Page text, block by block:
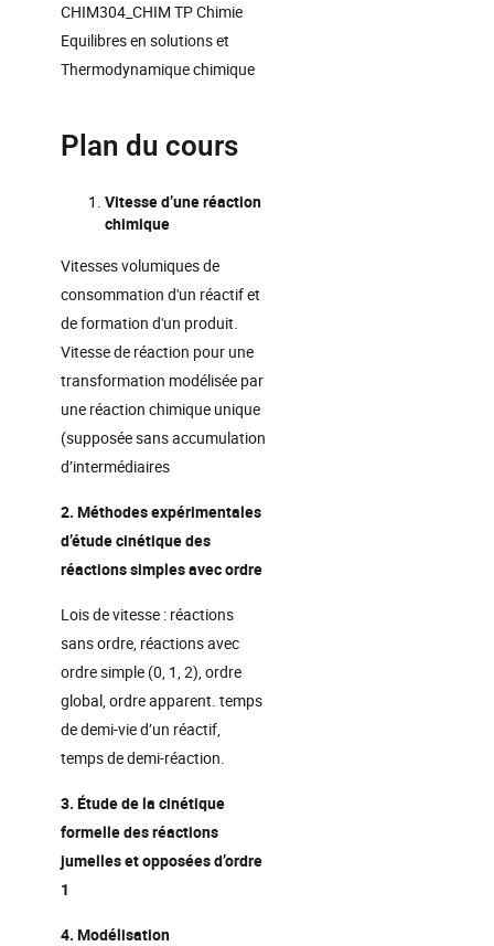
CHIM304_CHIM TP Chimie
Equilibres en solutions et
Thermodynamique chimique
Plan du cours
Vitesse d’une réaction
chimique
Vitesses volumiques de
consommation d'un réactif et
de formation d'un produit.
Vitesse de réaction pour une
transformation modélisée par
une réaction chimique unique
(supposée sans accumulation
d’intermédiaires
2. Méthodes expérimentales
d’étude cinétique des
réactions simples avec ordre
Lois de vitesse : réactions
sans ordre, réactions avec
ordre simple (0, 1, 2), ordre
global, ordre apparent. temps
de demi-vie d’un réactif,
temps de demi-réaction.
3. Étude de la cinétique
formelle des réactions
jumelles et opposées d’ordre
1
4. Modélisation